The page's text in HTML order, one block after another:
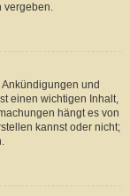
vergeben.
und
einen wichtigen Inhalt,
hängt es von
kannst oder nicht;